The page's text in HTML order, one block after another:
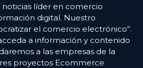
líder en comercio
digital. Nuestro
el comercio electrónico”.
a información y contenido
a las empresas de la
proyectos Ecommerce